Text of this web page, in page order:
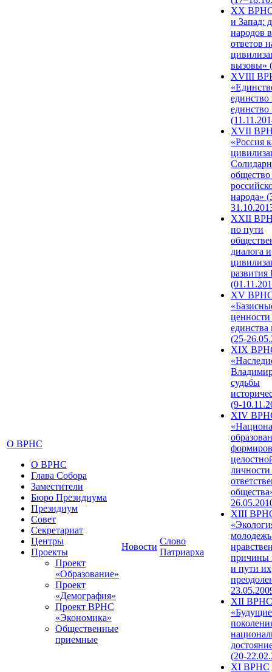
О ВРНС
О ВРНС
Глава Собора
Заместители
Бюро Президиума
Президиум
Совет
Секретариат
Центры
Проекты
Проект
«Образование»
Проект
«Демография»
Проект ВРНС
«Экономика»
Общественные
приемные
Новости
Слово
Патриарха
XX ВРНС
и Запад:
народов
ответов
вызовы»
XVIII
единство
единство
XVII
«Россия
народа»
XXII
по пути
диалога и
развития
XV
единства
(25-
XIX
судьбы
(9-
XIV
XIII
причины
и пути их
XII ВРНС
«Будущие
(20-
XI ВРНС